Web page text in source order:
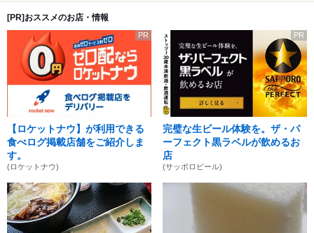
[PR]おススメのお店・情報
PR
【ロケットナウ】が利用できる
食べログ掲載店舗をご紹介しま
す。
(ロケットナウ)
PR
完璧な生ビール体験を。ザ・パ
ーフェクト黒ラベルが飲めるお
店
(サッポロビール)